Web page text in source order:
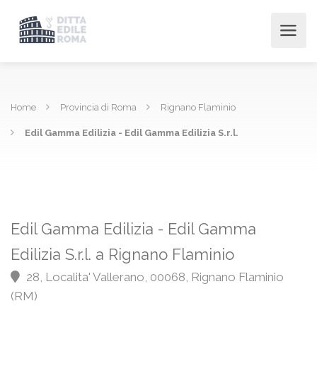
Home Provincia di Roma Rignano Flaminio
Edil Gamma Edilizia - Edil Gamma Edilizia S.r.l.
Edil Gamma Edilizia - Edil Gamma
Edilizia S.r.l. a Rignano Flaminio
28, Localita' Vallerano, 00068, Rignano Flaminio
(RM)